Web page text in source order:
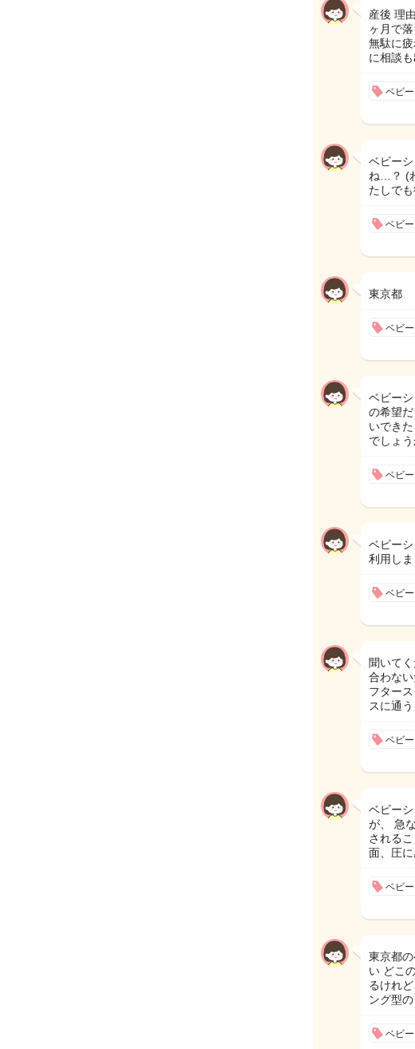
産後 理
ヶ月で
無駄に
に相談
ベビ
ベビー
ね…？ (
たしで
ベビ
東京都
ベビ
ベビー
の希望
いでき
でしょ
ベビ
ベビー
利用し
ベビ
聞いて
合わな
フター
スに通
ベビ
ベビー
が、 急
される
面、圧
ベビ
東京都
い どこ
るけれ
ング型
ベビ